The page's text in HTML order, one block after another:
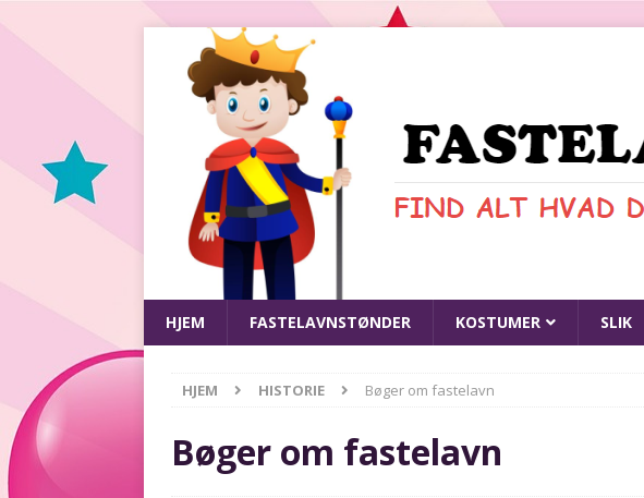
HJEM FASTELAVNSTØNDER KOSTUMER SLIK
HJEM HISTORIE Bøger om fastelavn
Bøger om fastelavn